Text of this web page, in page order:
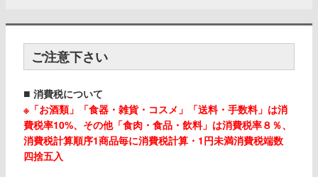
ご注意下さい
■ 消費税について
※「お酒類」「食器・雑貨・コスメ」「送料・手数料」は消
費税率10%、その他「食肉・食品・飲料」は消費税率８％、
消費税計算順序1商品毎に消費税計算・1円未満消費税端数
四捨五入